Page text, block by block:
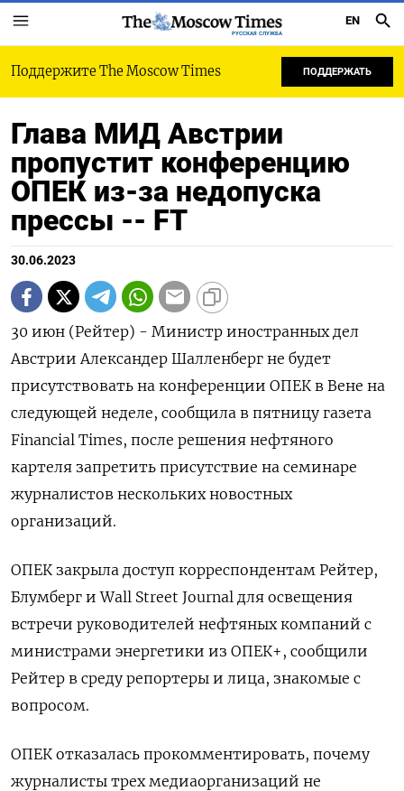
РУССКАЯ СЛУЖБА
EN
Поддержите The Moscow Times ПОДДЕРЖАТЬ
Глава МИД Австрии
пропустит конференцию
ОПЕК из-за недопуска
прессы -- FT
30.06.2023
30 июн (Рейтер) - Министр иностранных дел
Австрии Александер Шалленберг не будет
присутствовать на конференции ОПЕК в Вене на
следующей неделе, сообщила в пятницу газета
Financial Times, после решения нефтяного
картеля запретить присутствие на семинаре
журналистов нескольких новостных
организаций.
ОПЕК закрыла доступ корреспондентам Рейтер,
Блумберг и Wall Street Journal для освещения
встречи руководителей нефтяных компаний с
министрами энергетики из ОПЕК+, сообщили
Рейтер в среду репортеры и лица, знакомые с
вопросом.
ОПЕК отказалась прокомментировать, почему
журналисты трех медиаорганизаций не